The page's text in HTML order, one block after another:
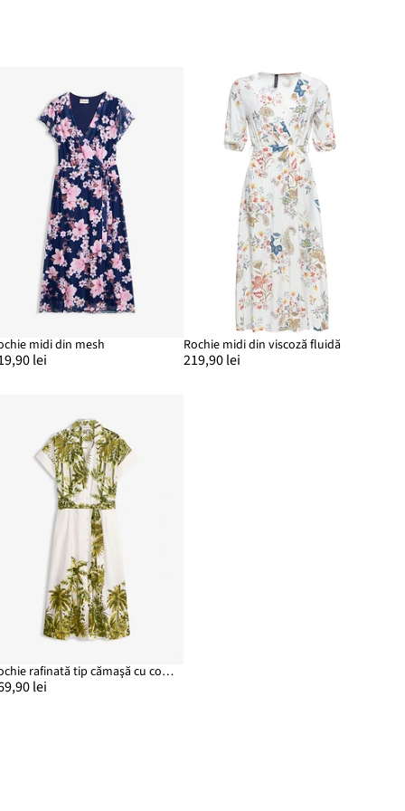
midi din mesh
lei
Rochie midi din viscoză fluidă
219,90 lei
Rochie rafinată tip cămaşă cu cordon în talie
lei